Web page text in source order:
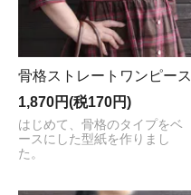
骨格ストレートワンピース
1,870円(税170円)
はじめて、骨格のタイプをベ
ースにした型紙を作りまし
た。